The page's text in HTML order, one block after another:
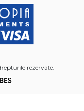
rezervate.